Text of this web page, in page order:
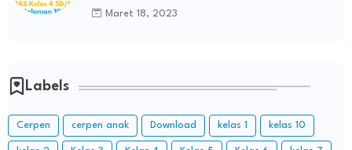
Maret 18, 2023
Labels
Cerpen cerpen anak Download kelas 1 kelas 10